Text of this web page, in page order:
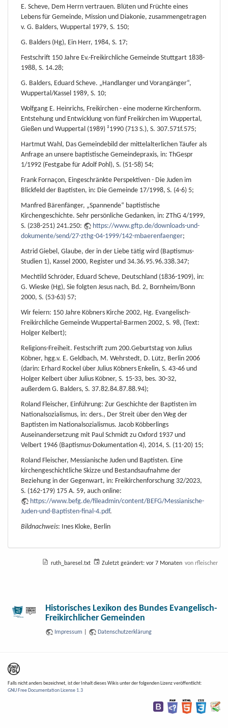
E. Scheve, Dem Herrn vertrauen. Blüten und Früchte eines
Lebens für Gemeinde, Mission und Diakonie, zusammengetragen
v. G. Balders, Wuppertal 1979, S. 150;
G. Balders (Hg), Ein Herr, 1984, S. 17;
Festschrift 150 Jahre Ev.-Freikirchliche Gemeinde Stuttgart 1838-
1988, S. 14.28;
G. Balders, Eduard Scheve. „Handlanger und Vorangänger“,
Wuppertal/Kassel 1989, S. 10;
Wolfgang E. Heinrichs, Freikirchen - eine moderne Kirchenform.
Entstehung und Entwicklung von fünf Freikirchen im Wuppertal,
Gießen und Wuppertal (1989) ²1990 (713 S.), S. 307.571f.575;
Hartmut Wahl, Das Gemeindebild der mittelalterlichen Täufer als
Anfrage an unsere baptistische Gemeindepraxis, in: ThGespr
1/1992 (Festgabe für Adolf Pohl), S. (51-58) 54;
Frank Fornaçon, Eingeschränkte Perspektiven - Die Juden im
Blickfeld der Baptisten, in: Die Gemeinde 17/1998, S. (4-6) 5;
Manfred Bärenfänger, „Spannende“ baptistische
Kirchengeschichte. Sehr persönliche Gedanken, in: ZThG 4/1999,
S. (238-251) 241.250:
https://www.gftp.de/downloads-und-
dokumente/send/27-zthg-04-1999/142-mbaerenfaenger;
Astrid Giebel, Glaube, der in der Liebe tätig wird (Baptismus-
Studien 1), Kassel 2000, Register und 34.36.95.96.338.347;
Mechtild Schröder, Eduard Scheve, Deutschland (1836-1909), in:
G. Wieske (Hg), Sie folgten Jesus nach, Bd. 2, Bornheim/Bonn
2000, S. (53-63) 57;
Wir feiern: 150 Jahre Köbners Kirche 2002, Hg. Evangelisch-
Freikirchliche Gemeinde Wuppertal-Barmen 2002, S. 98, (Text:
Holger Kelbert);
Religions-Freiheit. Festschrift zum 200.Geburtstag von Julius
Köbner, hgg.v. E. Geldbach, M. Wehrstedt, D. Lütz, Berlin 2006
(darin: Erhard Rockel über Julius Köbners Enkelin, S. 43-46 und
Holger Kelbert über Julius Köbner, S. 15-33, bes. 30-32,
außerdem G. Balders, S. 37.82.84.87.88.94);
Roland Fleischer, Einführung: Zur Geschichte der Baptisten im
Nationalsozialismus, in: ders., Der Streit über den Weg der
Baptisten im Nationalsozialismus. Jacob Köbberlings
Auseinandersetzung mit Paul Schmidt zu Oxford 1937 und
Velbert 1946 (Baptismus-Dokumentation 4), 2014, S. (11-20) 15;
Roland Fleischer, Messianische Juden und Baptisten. Eine
kirchengeschichtliche Skizze und Bestandsaufnahme der
Beziehung in der Gegenwart, in: Freikirchenforschung 32/2023,
S. (162-179) 175 A. 59, auch online:
https://www.befg.de/fileadmin/content/BEFG/Messianische-
Juden-und-Baptisten-final-4.pdf.
Bildnachweis: Ines Kloke, Berlin
ruth_baresel.txt Zuletzt geändert: vor 7 Monaten von rfleischer
Historisches Lexikon des Bundes Evangelisch-
Freikirchlicher Gemeinden
Impressum Datenschutzerklärung
Falls nicht anders bezeichnet, ist der Inhalt dieses Wikis unter der folgenden Lizenz veröffentlicht:
GNU Free Documentation License 1.3